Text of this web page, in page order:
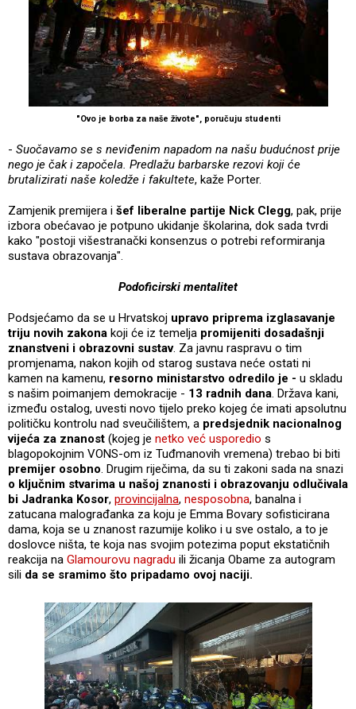
"Ovo je borba za naše živote", poručuju studenti
- Suočavamo se s neviđenim napadom na našu budućnost prije
nego je čak i započela. Predlažu barbarske rezovi koji će
brutalizirati naše koledže i fakultete, kaže Porter.
Zamjenik premijera i šef liberalne partije Nick Clegg, pak, prije
izbora obećavao je potpuno ukidanje školarina, dok sada tvrdi
kako "postoji višestranački konsenzus o potrebi reformiranja
sustava obrazovanja".
Podoficirski mentalitet
Podsjećamo da se u Hrvatskoj upravo priprema izglasavanje
triju novih zakona koji će iz temelja promijeniti dosadašnji
znanstveni i obrazovni sustav. Za javnu raspravu o tim
promjenama, nakon kojih od starog sustava neće ostati ni
kamen na kamenu, resorno ministarstvo odredilo je - u skladu
s našim poimanjem demokracije - 13 radnih dana. Država kani,
između ostalog, uvesti novo tijelo preko kojeg će imati apsolutnu
političku kontrolu nad sveučilištem, a predsjednik nacionalnog
vijeća za znanost (kojeg je netko već usporedio s
blagopokojnim VONS-om iz Tuđmanovih vremena) trebao bi biti
premijer osobno. Drugim riječima, da su ti zakoni sada na snazi
o ključnim stvarima u našoj znanosti i obrazovanju odlučivala
bi Jadranka Kosor, provincijalna, nesposobna, banalna i
zatucana malograđanka za koju je Emma Bovary sofisticirana
dama, koja se u znanost razumije koliko i u sve ostalo, a to je
doslovce ništa, te koja nas svojim potezima poput ekstatičnih
reakcija na Glamourovu nagradu ili žicanja Obame za autogram
sili da se sramimo što pripadamo ovoj naciji.